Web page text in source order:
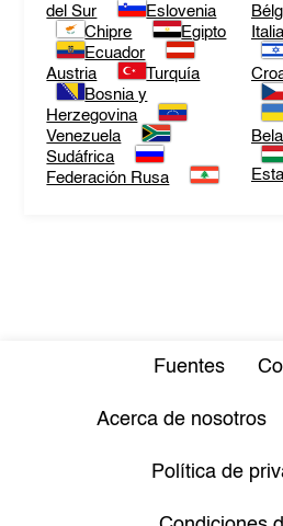
del Sur
Eslovenia
Chipre
Egipto
Ecuador
Austria
Turquía
Bosnia y
Herzegovina
Venezuela
Sudáfrica
Federación Rusa
Italia
Fuentes
Acerca de nosotros
Política de